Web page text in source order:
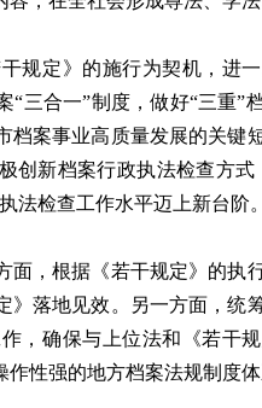
定》的施行为契机，进
三合一”制度，做好“三重”
档案事业高质量发展的关键
创新档案行政执法检查方式
法检查工作水平迈上新台阶。
，根据《若干规定》的执
》落地见效。另一方面，统
，确保与上位法和《若干
性强的地方档案法规制度体